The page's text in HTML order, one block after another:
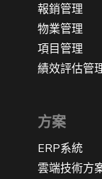
報銷管理
物業管理
項目管理
績效評估管
方案
ERP系統
雲端技術方